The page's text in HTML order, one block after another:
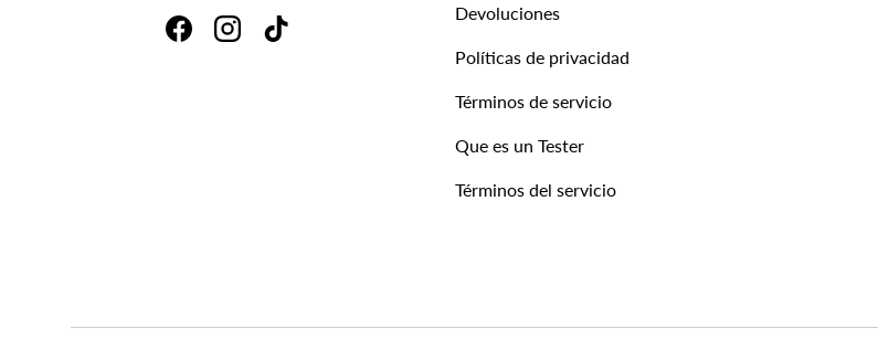
FacebookInstagramTikTok
Devoluciones
Políticas de privacidad
Términos de servicio
Que es un Tester
Términos del servicio